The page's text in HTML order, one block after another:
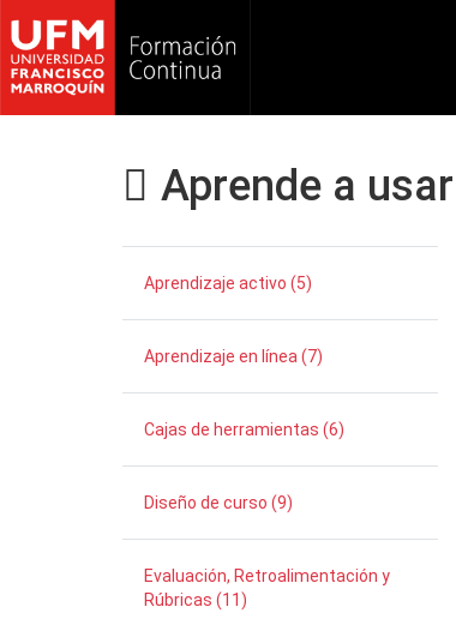
Aprende a
Aprendizaje activo (5)
Aprendizaje en línea (7)
Cajas de herramientas (6)
Diseño de curso (9)
Evaluación, Retroalimentación y
Rúbricas (11)